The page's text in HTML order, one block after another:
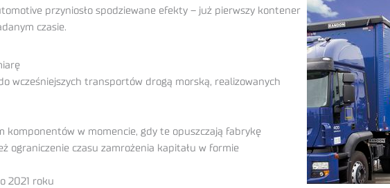
przyniosło spodziewane efekty – już pierwszy kontener
czasie.
wcześniejszych transportów drogą morską, realizowanych
komponentów w momencie, gdy te opuszczają fabrykę
ograniczenie czasu zamrożenia kapitału w formie
2021 roku